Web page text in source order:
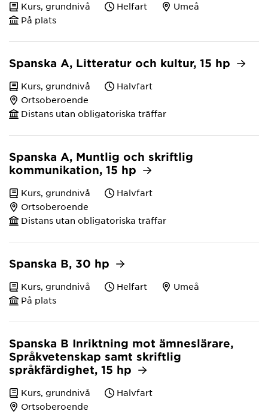
Kurs, grundnivå Helfart
Umeå
På plats
Spanska A, Litteratur och kultur, 15 hp
Kurs, grundnivå
Halvfart
Ortsoberoende
Distans utan obligatoriska träffar
Spanska A, Muntlig och skriftlig
kommunikation, 15 hp
Kurs, grundnivå
Halvfart
Ortsoberoende
Distans utan obligatoriska träffar
Spanska B, 30 hp
Kurs, grundnivå Helfart
Umeå
På plats
Spanska B Inriktning mot ämneslärare,
Språkvetenskap samt skriftlig
språkfärdighet, 15 hp
Kurs, grundnivå
Halvfart
Ortsoberoende